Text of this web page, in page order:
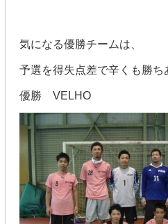
気になる優勝チームは、
予選を得失点差で辛くも勝
優勝 VELHO